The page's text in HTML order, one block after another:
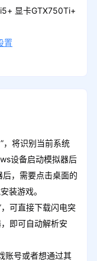
显卡GTX750Ti+
置
将识别当前系统
设备启动模拟器后
，需要点击桌面的
装游戏。
可直接下载闪电突
即可自动解析安
账号或者想通过其